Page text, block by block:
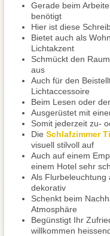
Gerade beim
benötigt
Hier ist diese
Bietet auch als
Lichtakzent
Schmückt den
aus
Auch für den
Lichtaccessoire
Beim Lesen oder
Ausgerüstet mit
Somit jederzeit zu-
Die Schlafzimmer
visuell stilvoll auf
Auch auf einem
einem Hotel sehr
Als Flurbeleuchtung
dekorativ
Schenkt beim
Atmosphäre
Begünstigt Ihr
willkommen